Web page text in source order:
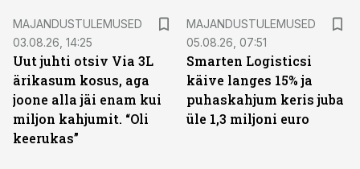
MAJANDUSTULEMUSED
03.08.26, 14:25
Uut juhti otsiv Via 3L
ärikasum kosus, aga
joone alla jäi enam kui
miljon kahjumit. “Oli
keerukas”
MAJANDUSTULEMUSED
05.08.26, 07:51
Smarten Logisticsi
käive langes 15% ja
puhaskahjum keris juba
üle 1,3 miljoni euro